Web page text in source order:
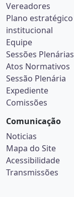
Vereadores
Plano estratégico
institucional
Equipe
Sessões Plenárias
Atos Normativos
Sessão Plenária
Expediente
Comissões
Comunicação
Noticias
Mapa do Site
Acessibilidade
Transmissões